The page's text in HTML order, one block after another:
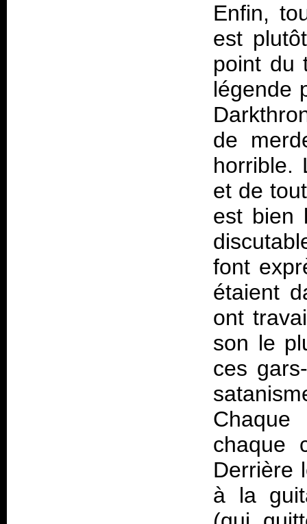
Enfin,
est
point du
légende
de
horrible.
et de
est bien
font
étaient
ont
son le
ces
chaque
Derrière
à la